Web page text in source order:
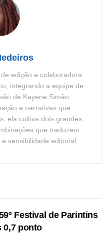
edição e colaboradora
integrando a equipe de
de Kayene Simão.
e narrativas que
ela cultiva dois grandes
que traduzem
sensibilidade editorial.
Festival de Parintins
0,7 ponto